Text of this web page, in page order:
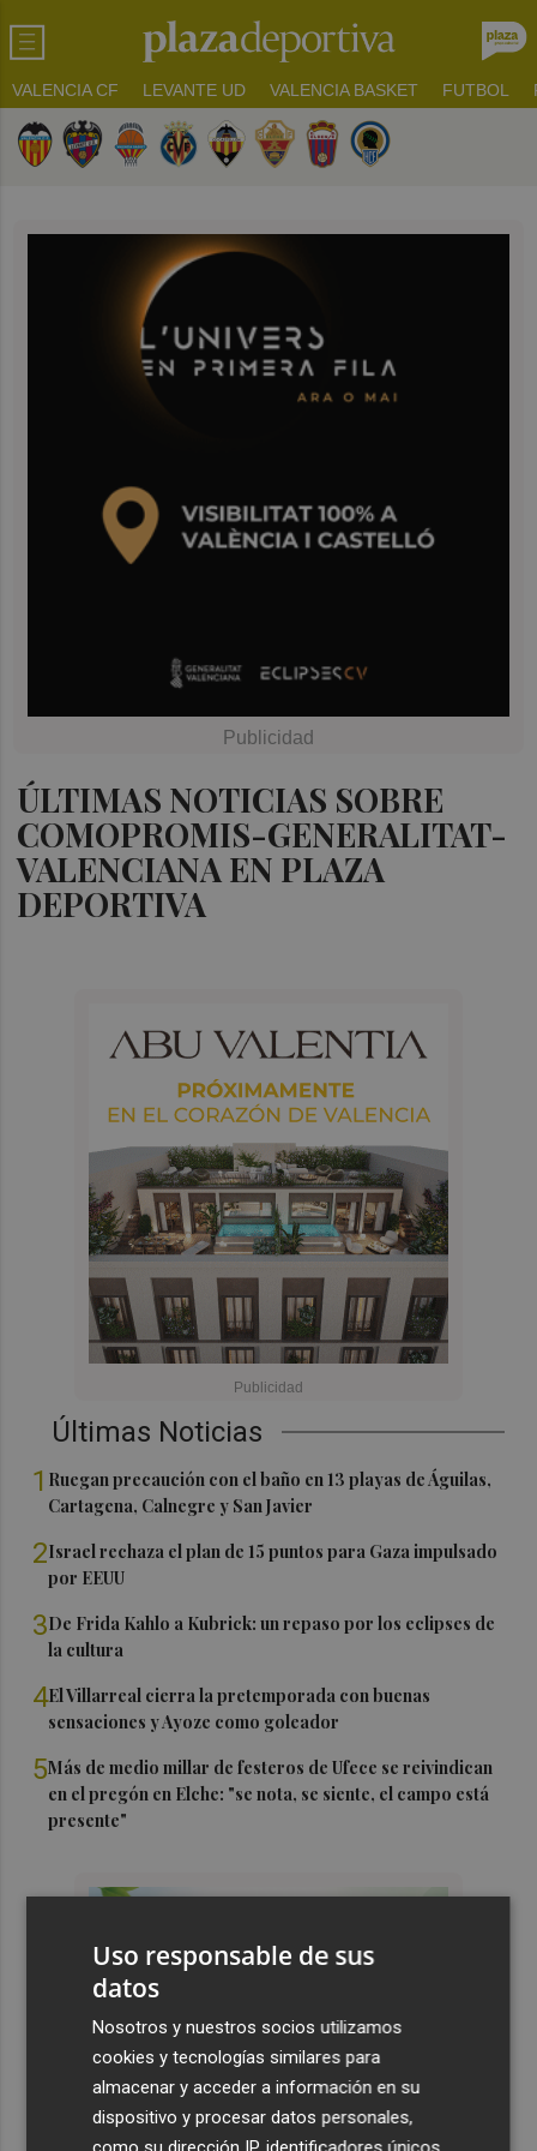
VALENCIA CF LEVANTE UD VALENCIA BASKET FUTBOL
ÚLTIMAS NOTICIAS SOBRE
COMOPROMIS-GENERALITAT-
VALENCIANA EN PLAZA
DEPORTIVA
Últimas Noticias
1 Ruegan precaución con el baño en 13 playas de Águilas,
Cartagena, Calnegre y San Javier
2Israel rechaza el plan de 15 puntos para Gaza impulsado
por EEUU
3De Frida Kahlo a Kubrick: un repaso por los eclipses de
la cultura
4El Villarreal cierra la pretemporada con buenas
sensaciones y Ayoze como goleador
5Más de medio millar de festeros de Ufece se reivindican
en el pregón en Elche: "se nota, se siente, el campo está
presente"
Uso responsable de sus
datos
Nosotros y nuestros socios utilizamos
cookies y tecnologías similares para
almacenar y acceder a información en su
dispositivo y procesar datos personales,